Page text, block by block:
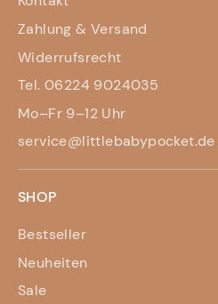
Zahlung & Versand
Widerrufsrecht
Tel. 06224 9024035
Mo–Fr 9–12 Uhr
service@littlebabypocket.de
SHOP
Bestseller
Neuheiten
Sale